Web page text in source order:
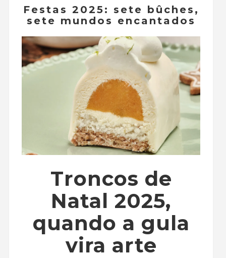
Festas 2025: sete bûches,
sete mundos encantados
Troncos de
Natal 2025,
quando a gula
vira arte